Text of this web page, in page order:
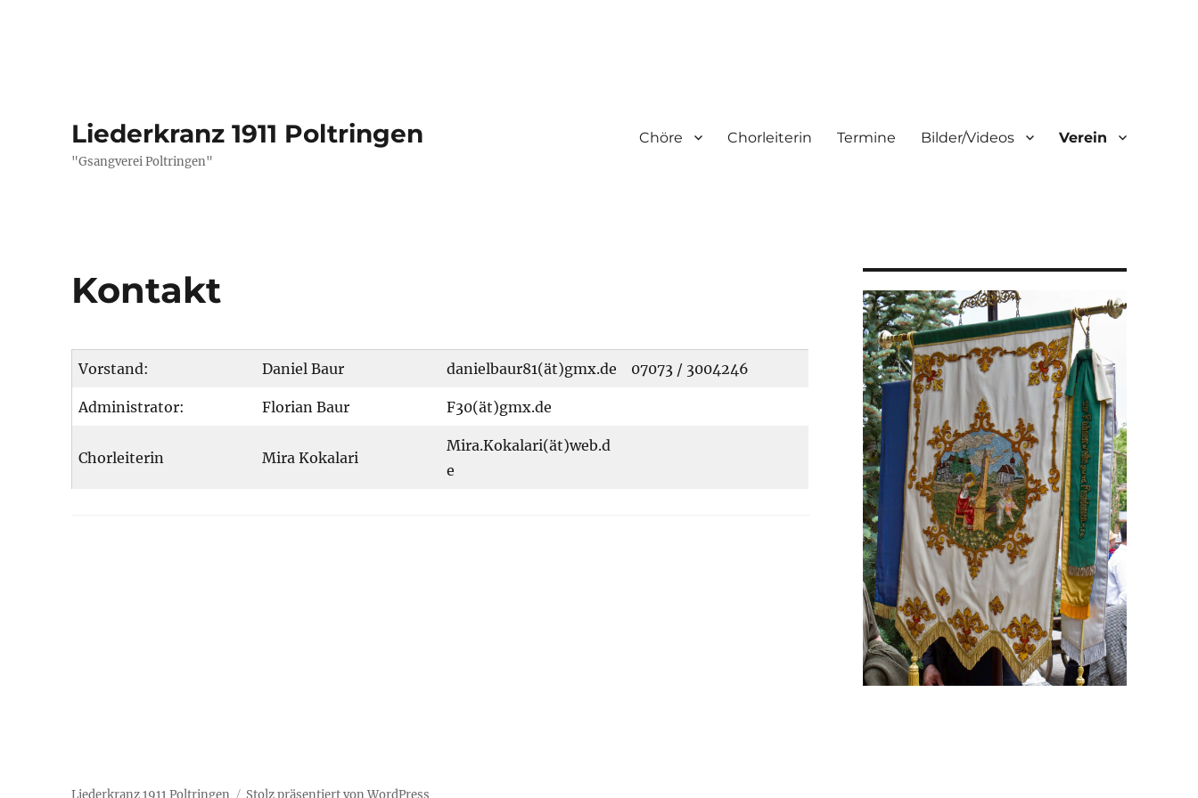
Liederkranz 1911 Poltringen
"Gsangverei Poltringen"
Chöre Chorleiterin Termine Bilder/Videos Verein
Kontakt
Vorstand: Daniel Baur danielbaur81(ät)gmx.de 07073 / 3004246
Administrator: Florian Baur F30(ät)gmx.de
Chorleiterin Mira Kokalari
Mira.Kokalari(ät)web.d
e
Liederkranz 1911 Poltringen Stolz präsentiert von WordPress